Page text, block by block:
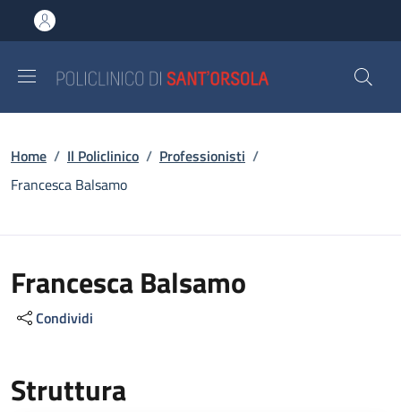
al contenuto principale
to footer content
Briciole di pane
Home / Il Policlinico / Professionisti /
Francesca Balsamo
Francesca Balsamo
Condividi
Struttura